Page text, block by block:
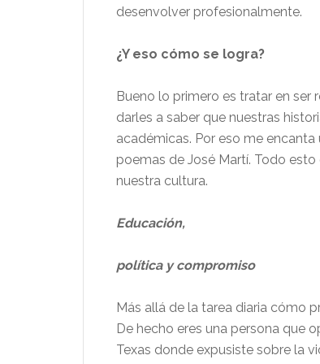
desenvolver profesionalmente.
¿Y eso cómo se logra?
Bueno lo primero es tratar en
darles a saber que nuestras
académicas. Por eso me
poemas de José Martí. Todo
nuestra cultura.
Educación,
política y compromiso
Más allá de la tarea diaria cómo
De hecho eres una persona que
Texas donde expusiste sobre la